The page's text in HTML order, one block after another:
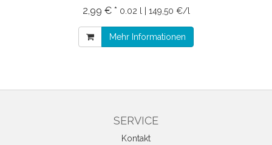
2,99 € * 0.02 l | 149,50 €/l
Mehr Informationen
SERVICE
Kontakt